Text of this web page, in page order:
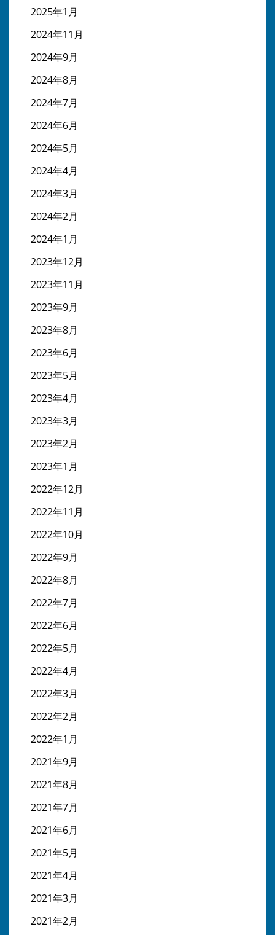
2025年1月
2024年11月
2024年9月
2024年8月
2024年7月
2024年6月
2024年5月
2024年4月
2024年3月
2024年2月
2024年1月
2023年12月
2023年11月
2023年9月
2023年8月
2023年6月
2023年5月
2023年4月
2023年3月
2023年2月
2023年1月
2022年12月
2022年11月
2022年10月
2022年9月
2022年8月
2022年7月
2022年6月
2022年5月
2022年4月
2022年3月
2022年2月
2022年1月
2021年9月
2021年8月
2021年7月
2021年6月
2021年5月
2021年4月
2021年3月
2021年2月